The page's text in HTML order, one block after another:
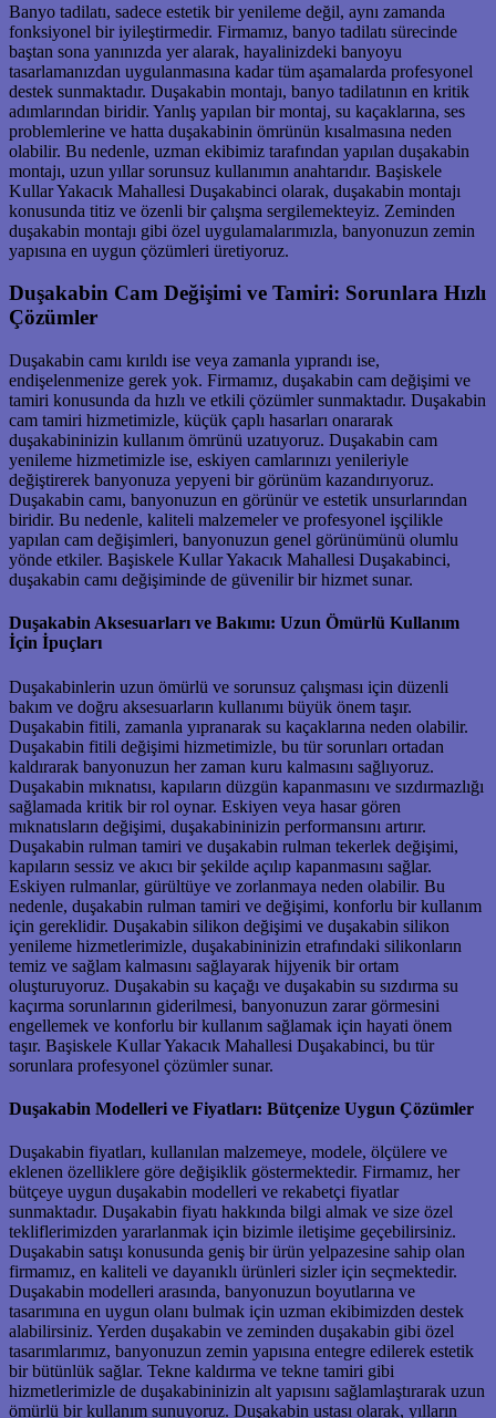
Banyo tadilatı, sadece estetik bir yenileme değil, aynı zamanda
fonksiyonel bir iyileştirmedir. Firmamız, banyo tadilatı sürecinde
baştan sona yanınızda yer alarak, hayalinizdeki banyoyu
tasarlamanızdan uygulanmasına kadar tüm aşamalarda profesyonel
destek sunmaktadır. Duşakabin montajı, banyo tadilatının en kritik
adımlarından biridir. Yanlış yapılan bir montaj, su kaçaklarına, ses
problemlerine ve hatta duşakabinin ömrünün kısalmasına neden
olabilir. Bu nedenle, uzman ekibimiz tarafından yapılan duşakabin
montajı, uzun yıllar sorunsuz kullanımın anahtarıdır. Başiskele
Kullar Yakacık Mahallesi Duşakabinci olarak, duşakabin montajı
konusunda titiz ve özenli bir çalışma sergilemekteyiz. Zeminden
duşakabin montajı gibi özel uygulamalarımızla, banyonuzun zemin
yapısına en uygun çözümleri üretiyoruz.
Duşakabin Cam Değişimi ve Tamiri: Sorunlara Hızlı
Çözümler
Duşakabin camı kırıldı ise veya zamanla yıprandı ise,
endişelenmenize gerek yok. Firmamız, duşakabin cam değişimi ve
tamiri konusunda da hızlı ve etkili çözümler sunmaktadır. Duşakabin
cam tamiri hizmetimizle, küçük çaplı hasarları onararak
duşakabininizin kullanım ömrünü uzatıyoruz. Duşakabin cam
yenileme hizmetimizle ise, eskiyen camlarınızı yenileriyle
değiştirerek banyonuza yepyeni bir görünüm kazandırıyoruz.
Duşakabin camı, banyonuzun en görünür ve estetik unsurlarından
biridir. Bu nedenle, kaliteli malzemeler ve profesyonel işçilikle
yapılan cam değişimleri, banyonuzun genel görünümünü olumlu
yönde etkiler. Başiskele Kullar Yakacık Mahallesi Duşakabinci,
duşakabin camı değişiminde de güvenilir bir hizmet sunar.
Duşakabin Aksesuarları ve Bakımı: Uzun Ömürlü Kullanım
İçin İpuçları
Duşakabinlerin uzun ömürlü ve sorunsuz çalışması için düzenli
bakım ve doğru aksesuarların kullanımı büyük önem taşır.
Duşakabin fitili, zamanla yıpranarak su kaçaklarına neden olabilir.
Duşakabin fitili değişimi hizmetimizle, bu tür sorunları ortadan
kaldırarak banyonuzun her zaman kuru kalmasını sağlıyoruz.
Duşakabin mıknatısı, kapıların düzgün kapanmasını ve sızdırmazlığı
sağlamada kritik bir rol oynar. Eskiyen veya hasar gören
mıknatısların değişimi, duşakabininizin performansını artırır.
Duşakabin rulman tamiri ve duşakabin rulman tekerlek değişimi,
kapıların sessiz ve akıcı bir şekilde açılıp kapanmasını sağlar.
Eskiyen rulmanlar, gürültüye ve zorlanmaya neden olabilir. Bu
nedenle, duşakabin rulman tamiri ve değişimi, konforlu bir kullanım
için gereklidir. Duşakabin silikon değişimi ve duşakabin silikon
yenileme hizmetlerimizle, duşakabininizin etrafındaki silikonların
temiz ve sağlam kalmasını sağlayarak hijyenik bir ortam
oluşturuyoruz. Duşakabin su kaçağı ve duşakabin su sızdırma su
kaçırma sorunlarının giderilmesi, banyonuzun zarar görmesini
engellemek ve konforlu bir kullanım sağlamak için hayati önem
taşır. Başiskele Kullar Yakacık Mahallesi Duşakabinci, bu tür
sorunlara profesyonel çözümler sunar.
Duşakabin Modelleri ve Fiyatları: Bütçenize Uygun Çözümler
Duşakabin fiyatları, kullanılan malzemeye, modele, ölçülere ve
eklenen özelliklere göre değişiklik göstermektedir. Firmamız, her
bütçeye uygun duşakabin modelleri ve rekabetçi fiyatlar
sunmaktadır. Duşakabin fiyatı hakkında bilgi almak ve size özel
tekliflerimizden yararlanmak için bizimle iletişime geçebilirsiniz.
Duşakabin satışı konusunda geniş bir ürün yelpazesine sahip olan
firmamız, en kaliteli ve dayanıklı ürünleri sizler için seçmektedir.
Duşakabin modelleri arasında, banyonuzun boyutlarına ve
tasarımına en uygun olanı bulmak için uzman ekibimizden destek
alabilirsiniz. Yerden duşakabin ve zeminden duşakabin gibi özel
tasarımlarımız, banyonuzun zemin yapısına entegre edilerek estetik
bir bütünlük sağlar. Tekne kaldırma ve tekne tamiri gibi
hizmetlerimizle de duşakabininizin alt yapısını sağlamlaştırarak uzun
ömürlü bir kullanım sunuyoruz. Duşakabin ustası olarak, yılların